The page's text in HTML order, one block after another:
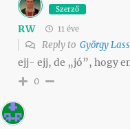
Szerző
RW 11 éve
Reply to György
ejj- ejj, de „jó”, hogy
0